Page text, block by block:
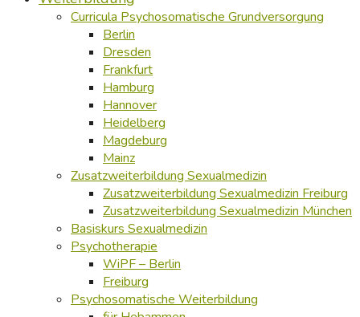
Curricula Psychosomatische Grundversorgung
Berlin
Dresden
Frankfurt
Hamburg
Hannover
Heidelberg
Magdeburg
Mainz
Zusatzweiterbildung Sexualmedizin
Zusatzweiterbildung Sexualmedizin Freiburg
Zusatzweiterbildung Sexualmedizin München
Basiskurs Sexualmedizin
Psychotherapie
WiPF – Berlin
Freiburg
Psychosomatische Weiterbildung